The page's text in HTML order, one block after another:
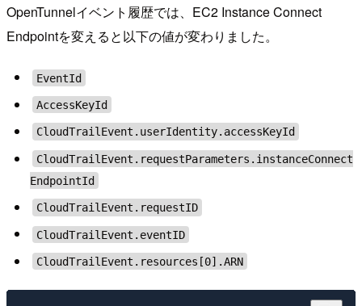
OpenTunnelイベント履歴では、EC2 Instance Connect
Endpointを変えると以下の値が変わりました。
EventId
AccessKeyId
CloudTrailEvent.userIdentity.accessKeyId
CloudTrailEvent.requestParameters.instanceConnect
EndpointId
CloudTrailEvent.requestID
CloudTrailEvent.eventID
CloudTrailEvent.resources[0].ARN